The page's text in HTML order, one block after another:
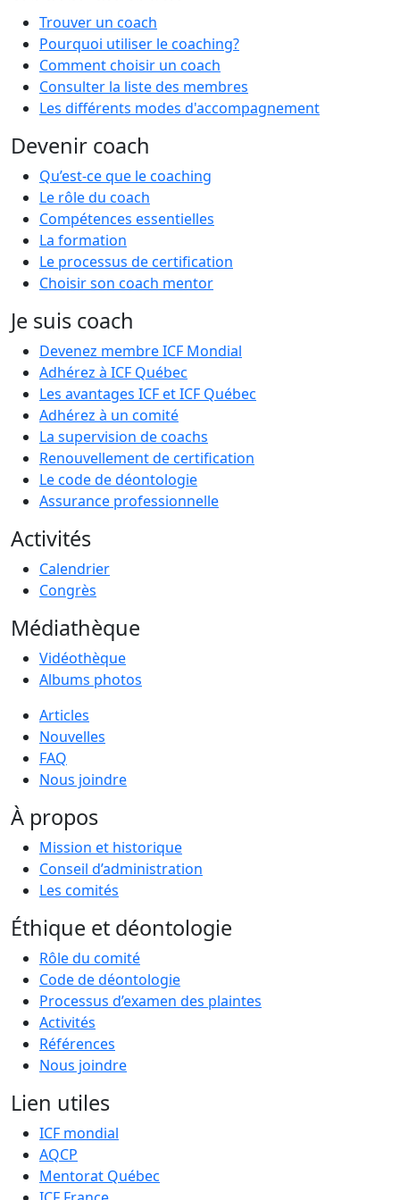
Trouver un coach
Pourquoi utiliser le coaching?
Comment choisir un coach
Consulter la liste des membres
Les différents modes d'accompagnement
Devenir coach
Qu’est-ce que le coaching
Le rôle du coach
Compétences essentielles
La formation
Le processus de certification
Choisir son coach mentor
Je suis coach
Devenez membre ICF Mondial
Adhérez à ICF Québec
Les avantages ICF et ICF Québec
Adhérez à un comité
La supervision de coachs
Renouvellement de certification
Le code de déontologie
Assurance professionnelle
Activités
Calendrier
Congrès
Médiathèque
Vidéothèque
Albums photos
Articles
Nouvelles
FAQ
Nous joindre
À propos
Mission et historique
Conseil d’administration
Les comités
Éthique et déontologie
Rôle du comité
Code de déontologie
Processus d’examen des plaintes
Activités
Références
Nous joindre
Lien utiles
ICF mondial
AQCP
Mentorat Québec